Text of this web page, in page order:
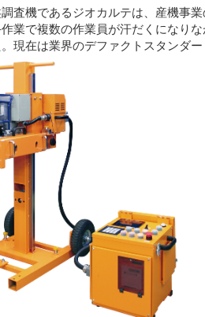
査機であるジオカルテは、産機事
業で複数の作業員が汗だくになり
現在は業界のデファクトスタンダ